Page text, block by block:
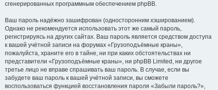
сгенерированных программным обеспечением phpBB.
Ваш пароль надёжно зашифрован (односторонним хэшированием).
Однако не рекомендуется использовать этот же самый пароль,
регистрируясь на других сайтах. Ваш пароль является средством доступа
к вашей учётной записи на форумах «Грузоподъёмные краны»,
пожалуйста, храните его в тайне, ни при каких обстоятельствах ни
представители «Грузоподъёмные краны», ни phpBB Limited, ни другое
третье лицо не вправе спрашивать ваш пароль. В случае, если вы
забудете ваш пароль к вашей учётной записи, вы сможете
воспользоваться функцией восстановления пароля «Забыли пароль?»,